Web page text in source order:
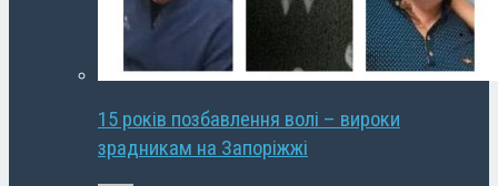
15 років позбавлення волі – вироки
зрадникам на Запоріжжі